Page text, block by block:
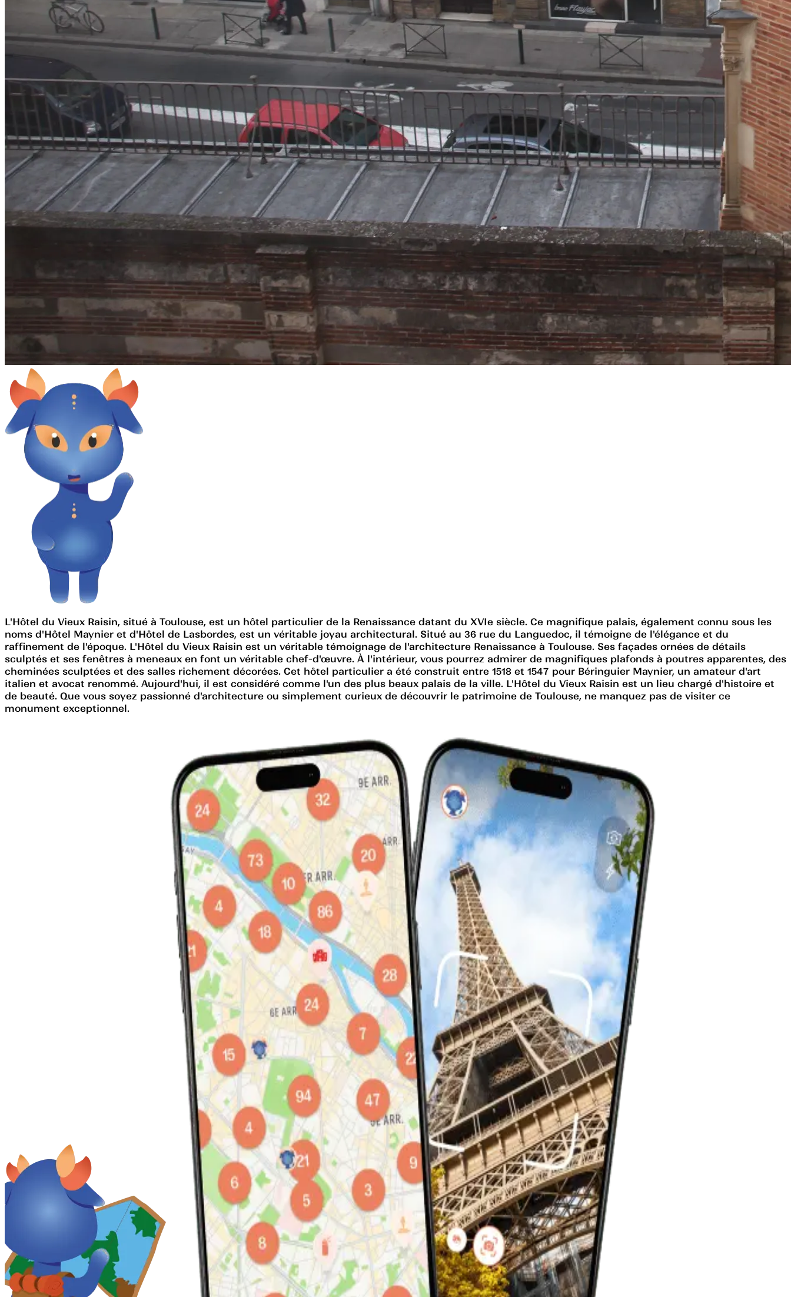
L'Hôtel du Vieux Raisin, situé à Toulouse, est un hôtel particulier de la Renaissance datant du XVIe siècle. Ce magnifique palais, également connu sous les
noms d'Hôtel Maynier et d'Hôtel de Lasbordes, est un véritable joyau architectural. Situé au 36 rue du Languedoc, il témoigne de l'élégance et du
raffinement de l'époque. L'Hôtel du Vieux Raisin est un véritable témoignage de l'architecture Renaissance à Toulouse. Ses façades ornées de détails
sculptés et ses fenêtres à meneaux en font un véritable chef-d'œuvre. À l'intérieur, vous pourrez admirer de magnifiques plafonds à poutres apparentes, des
cheminées sculptées et des salles richement décorées. Cet hôtel particulier a été construit entre 1518 et 1547 pour Béringuier Maynier, un amateur d'art
italien et avocat renommé. Aujourd'hui, il est considéré comme l'un des plus beaux palais de la ville. L'Hôtel du Vieux Raisin est un lieu chargé d'histoire et
de beauté. Que vous soyez passionné d'architecture ou simplement curieux de découvrir le patrimoine de Toulouse, ne manquez pas de visiter ce
monument exceptionnel.